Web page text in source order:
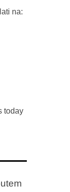
na:
today